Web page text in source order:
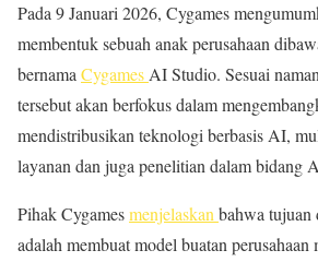
Pada 9 Januari 2026, Cygames
membentuk sebuah anak perusahaan
bernama Cygames AI Studio. Sesuai
tersebut akan berfokus dalam
mendistribusikan teknologi berbasis AI,
layanan dan juga penelitian dalam bidang
Pihak Cygamesmenjelaskan bahwa tujuan
adalah membuat model buatan